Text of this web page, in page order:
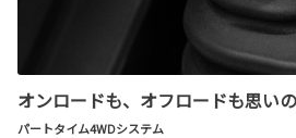
オンロードも、オフロードも思いの
パートタイム4WDシステム